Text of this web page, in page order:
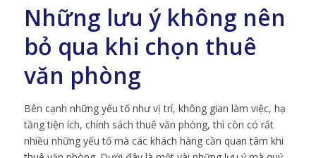
Những lưu ý không nên
bỏ qua khi chọn thuê
văn phòng
Bên cạnh những yếu tố như vị trí, không gian làm việc, hạ
tầng tiện ích, chính sách thuê văn phòng, thì còn có rất
nhiều những yếu tố mà các khách hàng cần quan tâm khi